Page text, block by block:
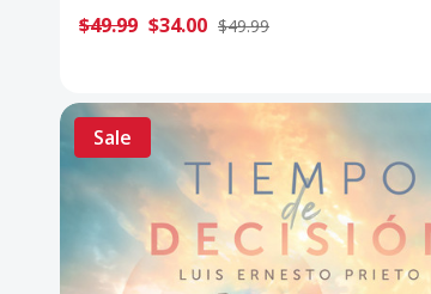
$49.99 $34.00 $49.99
Sale